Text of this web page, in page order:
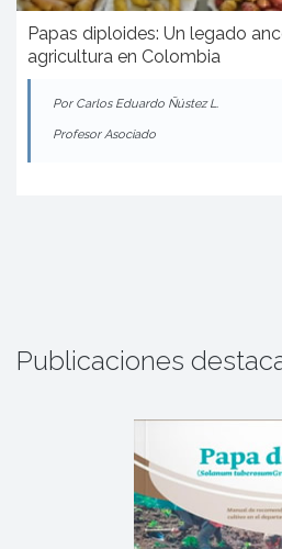
Papas diploides: Un legado
agricultura en Colombia
Por Carlos Eduardo Ñústez L.
Profesor Asociado
Publicaciones